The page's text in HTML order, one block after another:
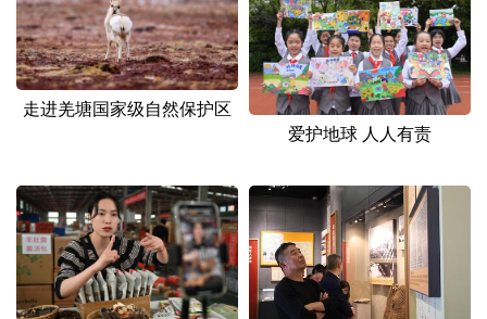
辽宁 吉林 上海 江苏
浙江 安徽 福建 江西
山东 河南 湖北 湖南
四川 贵州 云南 西藏
陕西 甘肃 青海 宁夏
新疆 内蒙古 黑龙江
走进羌塘国家级自然保护区
爱护地球 人人有责